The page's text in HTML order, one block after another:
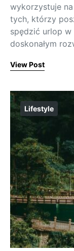
wykorzystuje
tych, którzy
spędzić urlop
doskonałym
View Post
Lifestyle